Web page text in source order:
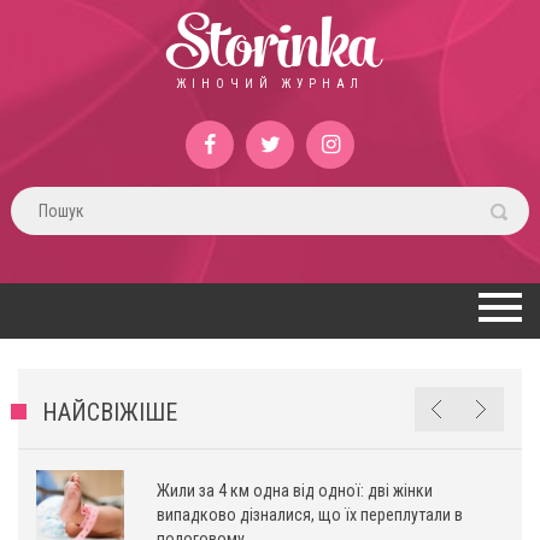
Storinka
ЖІНОЧИЙ ЖУРНАЛ
НАЙСВІЖІШЕ
Жили за 4 км одна від одної: дві жінки
випадково дізналися, що їх переплутали в